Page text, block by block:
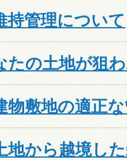
持管理について
たの土地が狙
物敷地の適正
地から越境し